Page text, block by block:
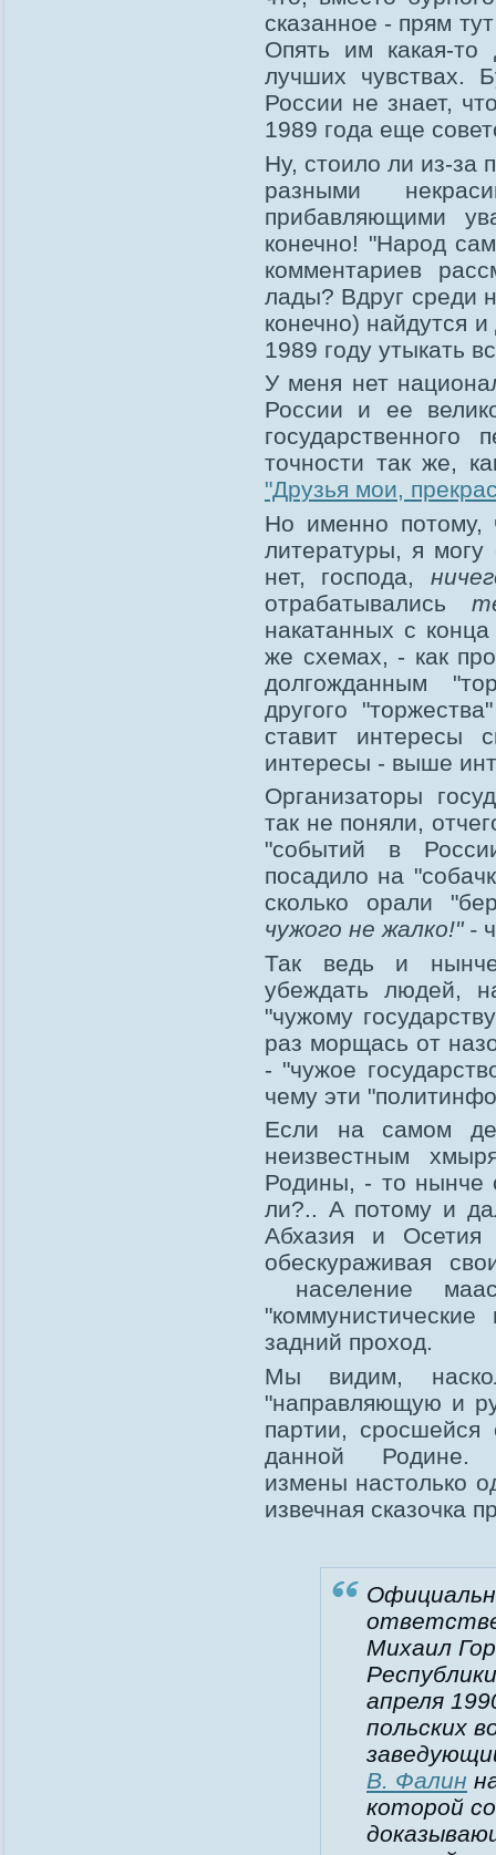
сказанное - прям
Опять им какая-
лучших чувствах.
России не знает,
1989 года еще
Ну, стоило ли из-за
разными
прибавляющими
конечно! "Народ
комментариев
лады? Вдруг среди
конечно) найдутся
1989 году утыкать
У меня нет
России и ее
точности так же,
"Друзья мои,
Но именно потому,
литературы, я
нет, господа,
отрабатывались
накатанных с
же схемах, - как
долгожданным
другого
ставит интересы
интересы - выше
Организаторы
так не поняли,
"событий в
посадило на
сколько орали
чужого не жалко!" -
Так ведь и нынче
убеждать людей,
"чужому
раз морщась от
- "чужое
чему эти
Если на самом
неизвестным
Родины, - то нынче
ли?.. А потому и
Абхазия и Осетия
обескураживая
население
задний проход.
Мы видим,
"направляющую и
партии, сросшейся
данной
измены настолько
извечная сказочка
Михаил
апреля
польских
В. Фалин
которой